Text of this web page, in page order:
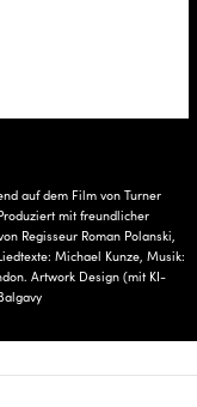
auf dem Film von Turner
mit freundlicher
Regisseur Roman Polanski,
Michael Kunze, Musik:
Artwork Design (mit KI-